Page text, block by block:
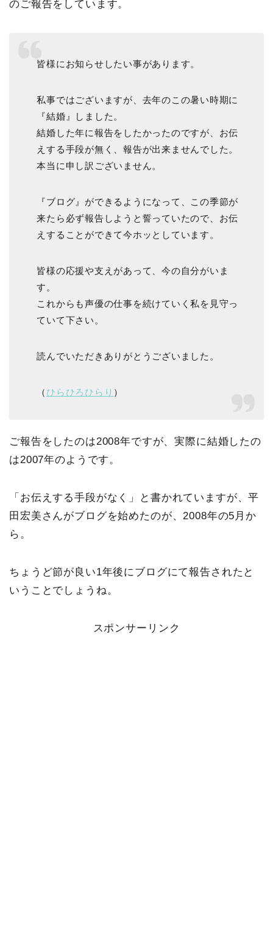
のご報告をしています。
皆様にお知らせしたい事があります。
私事ではございますが、去年のこの暑い時期に
『結婚』しました。
結婚した年に報告をしたかったのですが、お伝
えする手段が無く、報告が出来ませんでした。
本当に申し訳ございません。
『ブログ』ができるようになって、この季節が
来たら必ず報告しようと誓っていたので、お伝
えすることができて今ホッとしています。
皆様の応援や支えがあって、今の自分がいま
す。
これからも声優の仕事を続けていく私を見守っ
ていて下さい。
読んでいただきありがとうございました。
（ひらひろひらり ）
ご報告をしたのは2008年ですが、実際に結婚したの
は2007年のようです。
「お伝えする手段がなく」と書かれていますが、平
田宏美さんがブログを始めたのが、2008年の5月か
ら。
ちょうど節が良い1年後にブログにて報告されたと
いうことでしょうね。
スポンサーリンク